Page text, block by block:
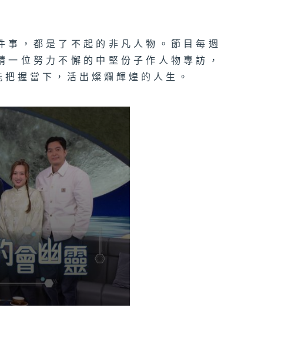
，都是了不起的非凡人物。節目每週
位努力不懈的中堅份子作人物專訪，
握當下，活出燦爛輝煌的人生。